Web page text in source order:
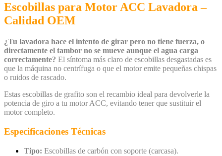
Escobillas para Motor ACC Lavadora –
Calidad OEM
¿Tu lavadora hace el intento de girar pero no tiene fuerza, o
directamente el tambor no se mueve aunque el agua carga
correctamente? El síntoma más claro de escobillas desgastadas es
que la máquina no centrífuga o que el motor emite pequeñas chispas
o ruidos de rascado.
Estas escobillas de grafito son el recambio ideal para devolverle la
potencia de giro a tu motor ACC, evitando tener que sustituir el
motor completo.
Especificaciones Técnicas
Tipo: Escobillas de carbón con soporte (carcasa).